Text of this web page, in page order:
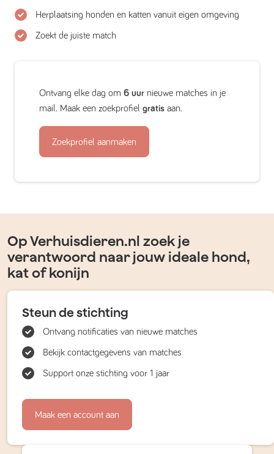
Herplaatsing honden en katten vanuit eigen omgeving
Zoekt de juiste match
Ontvang elke dag om 6 uur nieuwe matches in je
mail. Maak een zoekprofiel gratis aan.
Zoekprofiel aanmaken
Op Verhuisdieren.nl zoek je
verantwoord naar jouw ideale hond,
kat of konijn
Steun de stichting
Ontvang notificaties van nieuwe matches
Bekijk contactgegevens van matches
Support onze stichting voor 1 jaar
Maak een account aan